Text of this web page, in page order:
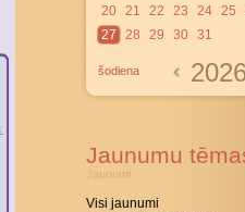
20 21 22 23 24 25
27
28 29 30 31
šodiena
Jaunumu
Jaunumi:
Visi jaunumi